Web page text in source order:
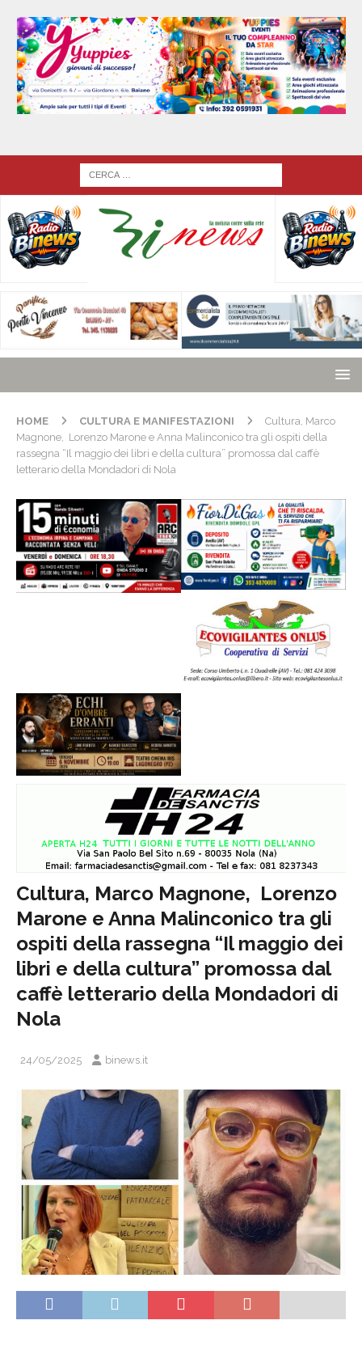
HOME CULTURA E MANIFESTAZIONI
Cultura, Marco
Magnone, Lorenzo Marone e Anna Malinconico tra gli ospiti della
rassegna “Il maggio dei libri e della cultura” promossa dal caffè
letterario della Mondadori di Nola
Cultura, Marco Magnone, Lorenzo
Marone e Anna Malinconico tra gli
ospiti della rassegna “Il maggio dei
libri e della cultura” promossa dal
caffè letterario della Mondadori di
Nola
24/05/2025 binews.it